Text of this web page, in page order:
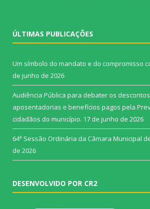
ÚLTIMAS PUBLICAÇÕES
Um símbolo do mandato e do compromisso
de junho de 2026
Audiência Pública para debater os
aposentadorias e benefícios pagos pela
cidadãos do município. 17 de junho de 2026
64ª Sessão Ordinária da Câmara Municipal
de 2026
DESENVOLVIDO POR CR2